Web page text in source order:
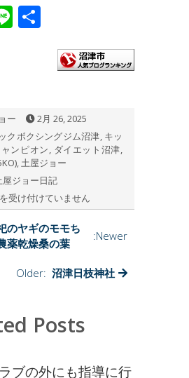
Li
ー
2月 26, 2025
クボクシングジム沼津, キッ
ンピオン, ダイエット沼津,
,土屋ジョー
屋ジョー日記
受け付けていません
のヤギのモモち
薬乾燥桑の葉
:Newer
Older: 沼津日枝神社
Posts
ブの外にも指導に行